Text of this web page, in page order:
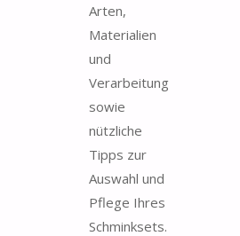
Arten,
Materialien
und
Verarbeitung
sowie
nützliche
Tipps zur
Auswahl und
Pflege Ihres
Schminksets.